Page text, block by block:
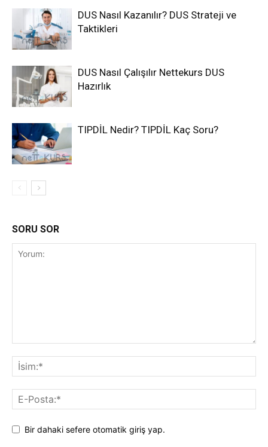
DUS Nasıl Kazanılır? DUS Strateji ve
Taktikleri
DUS Nasıl Çalışılır Nettekurs DUS
Hazırlık
TIPDİL Nedir? TIPDİL Kaç Soru?
SORU SOR
Bir dahaki sefere otomatik giriş yap.